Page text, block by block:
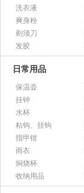
洗衣液
爽身粉
剃须刀
发胶
日常用品
保温壶
挂钟
水杯
粘钩、挂钩
指甲钳
雨衣
焖烧杯
收纳用品